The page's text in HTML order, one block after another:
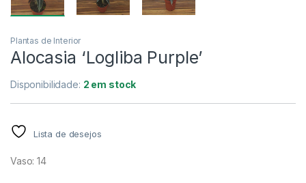
Plantas de Interior
Alocasia ‘Logliba Purple’
Disponibilidade: 2 em stock
Lista de desejos
Vaso: 14